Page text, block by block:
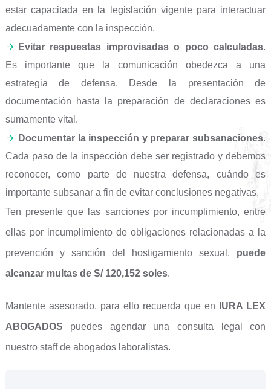
estar capacitada en la legislación vigente para interactuar
adecuadamente con la inspección.
Evitar respuestas improvisadas o poco calculadas.
Es importante que la comunicación obedezca a una
estrategia de defensa. Desde la presentación de
documentación hasta la preparación de declaraciones es
sumamente vital.
Documentar la inspección y preparar subsanaciones.
Cada paso de la inspección debe ser registrado y debemos
reconocer, como parte de nuestra defensa, cuándo es
importante subsanar a fin de evitar conclusiones negativas.
Ten presente que las sanciones por incumplimiento, entre
ellas por incumplimiento de obligaciones relacionadas a la
prevención y sanción del hostigamiento sexual, puede
alcanzar multas de S/ 120,152 soles.
Mantente asesorado, para ello recuerda que en
IURA LEX
ABOGADOS puedes agendar una consulta legal con
nuestro staff de abogados laboralistas.